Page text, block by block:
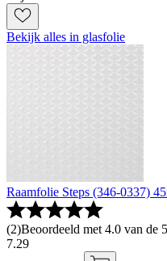
Bekijk alles in glasfolie
Raamfolie Steps (346-0337)
(2)Beoordeeld met 4.0 van de
7.29